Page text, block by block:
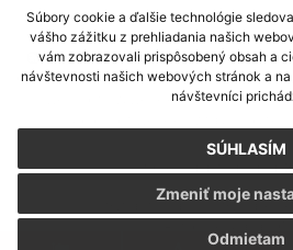
Súbory cookie a ďalšie technológie
vášho zážitku z prehliadania našich
vám zobrazovali prispôsobený obsah a
návštevnosti našich webových stránok a
návštevníci
SÚHLASÍM
Odmietam
Zmeniť moje
využite možnosť získavania aktuálnych
CMS systém (redakčný) systém ECHELON
webex.digital, s.r.o.,
Posledná aktualizácia:
Vytlačiť stránku|